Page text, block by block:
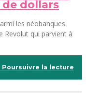
dollars
les néobanques.
Revolut qui parvient à
Poursuivre la lecture